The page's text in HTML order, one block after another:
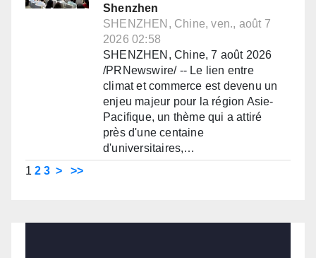
Shenzhen
SHENZHEN, Chine, ven., août 7
2026 02:58
SHENZHEN, Chine, 7 août 2026
/PRNewswire/ -- Le lien entre
climat et commerce est devenu un
enjeu majeur pour la région Asie-
Pacifique, un thème qui a attiré
près d'une centaine
d'universitaires,…
1 2 3 > >>